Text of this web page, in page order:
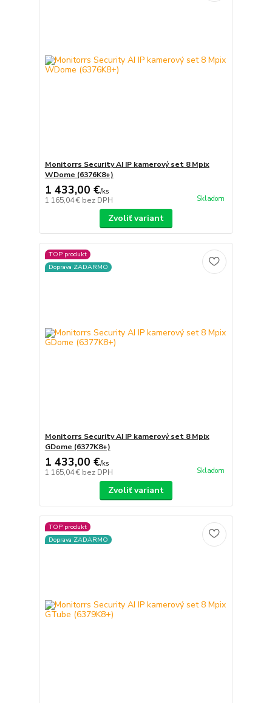
Monitorrs Security AI IP kamerový set 8 Mpix
WDome (6376K8+)
1 433,00 €/ks
1 165,04 € bez DPH Skladom
Zvoliť variant
TOP produkt
Doprava ZADARMO
Monitorrs Security AI IP kamerový set 8 Mpix
GDome (6377K8+)
1 433,00 €/ks
1 165,04 € bez DPH Skladom
Zvoliť variant
TOP produkt
Doprava ZADARMO